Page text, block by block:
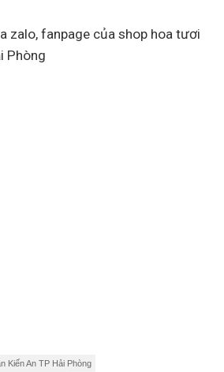
zalo, fanpage của shop hoa tươi
Phòng
Kiến An TP Hải Phòng